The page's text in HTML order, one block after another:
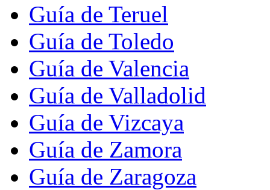
Guía de Teruel
Guía de Toledo
Guía de Valencia
Guía de Valladolid
Guía de Vizcaya
Guía de Zamora
Guía de Zaragoza